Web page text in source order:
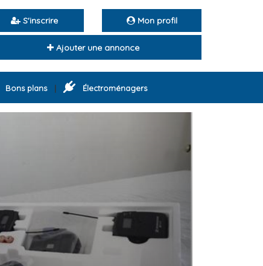
S'inscrire Mon profil
Ajouter une annonce
Bons plans | Électroménagers